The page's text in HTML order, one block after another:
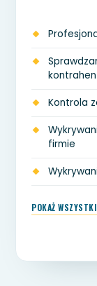
Kontrola
firmie
POKAŻ